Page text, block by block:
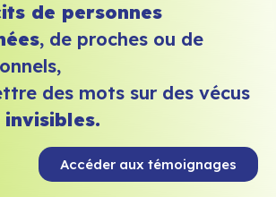
de personnes
, de proches ou de
des mots sur des vécus
invisibles.
Accéder aux témoignages